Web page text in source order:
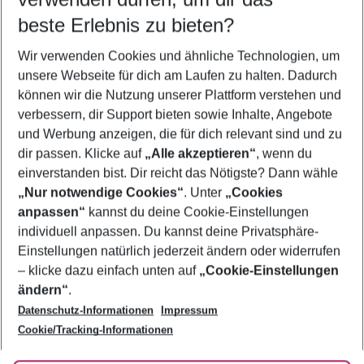
5-8 Nächte
2 Erwachsene Keine Kinder
Mehr Filter anzeigen
Footer
Footer navigation
Über uns
AGB
Bestpreisgarantie
Cookie-Einstellungen ändern
Cookie-Richtlinie
Agenturbetreuung
Barrierefreies Reisen
Folge uns
beste Erlebnis zu bieten?
Wir verwenden Cookies und ähnliche Technologien, um
unsere Webseite für dich am Laufen zu halten. Dadurch
können wir die Nutzung unserer Plattform verstehen und
verbessern, dir Support bieten sowie Inhalte, Angebote
und Werbung anzeigen, die für dich relevant sind und zu
dir passen. Klicke auf „Alle akzeptieren“, wenn du
einverstanden bist. Dir reicht das Nötigste? Dann wähle
„Nur notwendige Cookies“. Unter „Cookies
anpassen“ kannst du deine Cookie-Einstellungen
individuell anpassen. Du kannst deine Privatsphäre-
Einstellungen natürlich jederzeit ändern oder widerrufen
– klicke dazu einfach unten auf „Cookie-Einstellungen
ändern“.
Datenschutz-Informationen
Impressum
Cookie/Tracking-Informationen